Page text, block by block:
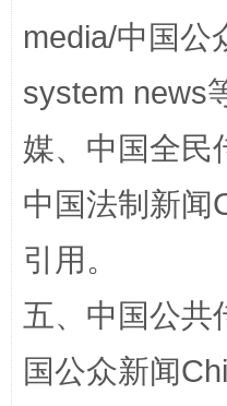
网上购药对药下
这是一记警钟
media/中国公
system news
媒、中国全民
中国法制新闻
引用。
五、中国公共
国公众新闻